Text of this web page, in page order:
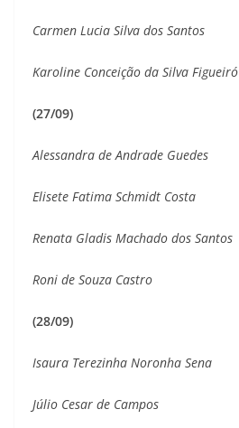
Carmen Lucia Silva dos Santos
Karoline Conceição da Silva Figueiró
(27/09)
Alessandra de Andrade Guedes
Elisete Fatima Schmidt Costa
Renata Gladis Machado dos Santos
Roni de Souza Castro
(28/09)
Isaura Terezinha Noronha Sena
Júlio Cesar de Campos